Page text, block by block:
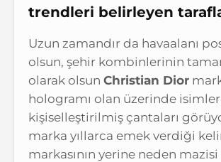
trendleri belirleyen
Uzun zamandır da havaalanı
olsun, şehir kombinlerinin
olarak olsun Christian Dior
hologramı olan üzerinde isimleri
kişiselleştirilmiş çantaları
marka yıllarca emek verdiği
markasının yerine neden mazisi